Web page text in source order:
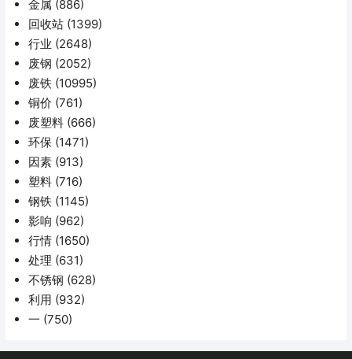
金属 (886)
回收站 (1399)
行业 (2648)
废钢 (2052)
废铁 (10995)
铜价 (761)
废塑料 (666)
环保 (1471)
因素 (913)
塑料 (716)
钢铁 (1145)
影响 (962)
行情 (1650)
处理 (631)
不锈钢 (628)
利用 (932)
一 (750)